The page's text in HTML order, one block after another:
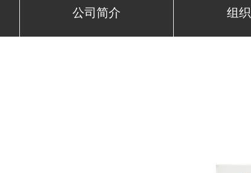
公司简介 组